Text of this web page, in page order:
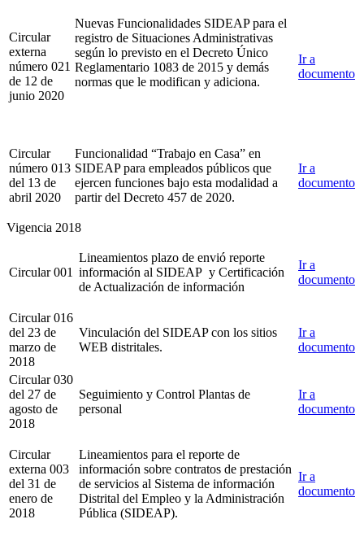
Circular
externa
número 021
de 12 de
junio 2020
Nuevas Funcionalidades SIDEAP para el
registro de Situaciones Administrativas
según lo previsto en el Decreto Único
Reglamentario 1083 de 2015 y demás
normas que le modifican y adiciona.
Ir a
documento
Circular
número 013
del 13 de
abril 2020
Funcionalidad “Trabajo en Casa” en
SIDEAP para empleados públicos que
ejercen funciones bajo esta modalidad a
partir del Decreto 457 de 2020.
Ir a
documento
Vigencia 2018
Circular 001
Lineamientos plazo de envió reporte
información al SIDEAP y Certificación
de Actualización de información
Ir a
documento
Circular 016
del 23 de
marzo de
2018
Vinculación del SIDEAP con los sitios
WEB distritales.
Ir a
documento
Circular 030
del 27 de
agosto de
2018
Seguimiento y Control Plantas de
personal
Ir a
documento
Circular
externa 003
del 31 de
enero de
2018
Lineamientos para el reporte de
información sobre contratos de prestación
de servicios al Sistema de información
Distrital del Empleo y la Administración
Pública (SIDEAP).
Ir a
documento